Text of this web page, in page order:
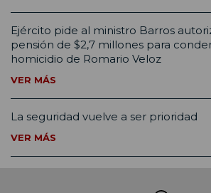
Ejército pide al ministro Barros
pensión de $2,7 millones para
homicidio de Romario Veloz
VER MÁS
La seguridad vuelve a ser prioridad
VER MÁS